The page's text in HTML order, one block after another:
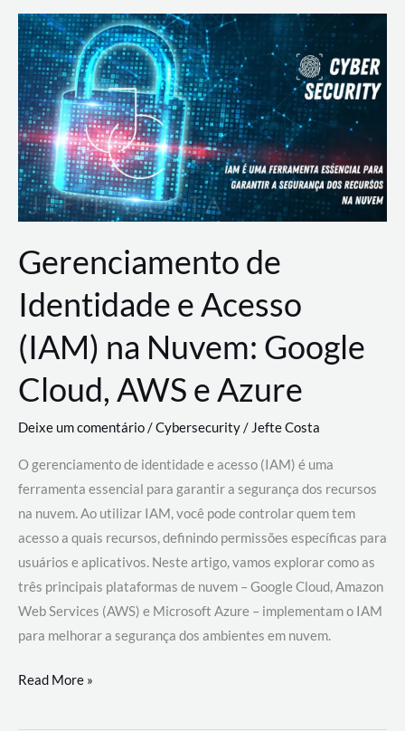
Desenvolvimento,
Segurança
e
Operações
Gerenciamento de
Identidade e Acesso
(IAM) na Nuvem: Google
Cloud, AWS e Azure
Deixe um comentário/Cybersecurity/ Jefte Costa
O gerenciamento de identidade e acesso (IAM) é uma
ferramenta essencial para garantir a segurança dos recursos
na nuvem. Ao utilizar IAM, você pode controlar quem tem
acesso a quais recursos, definindo permissões específicas para
usuários e aplicativos. Neste artigo, vamos explorar como as
três principais plataformas de nuvem – Google Cloud, Amazon
Web Services (AWS) e Microsoft Azure – implementam o IAM
para melhorar a segurança dos ambientes em nuvem.
Gerenciamento
Read More »